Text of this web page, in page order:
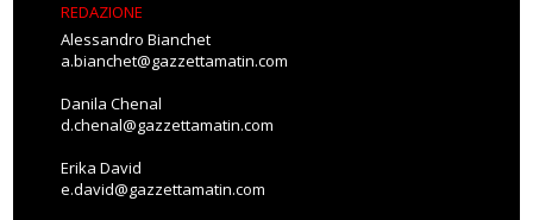
REDAZIONE
Alessandro Bianchet
a.bianchet@gazzettamatin.com
Danila Chenal
d.chenal@gazzettamatin.com
Erika David
e.david@gazzettamatin.com